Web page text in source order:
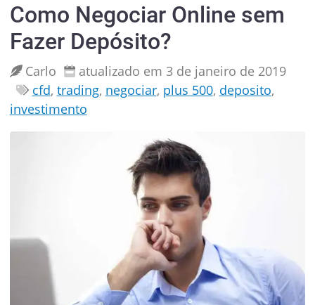
Como Negociar Online sem
Fazer Depósito?
Carlo
atualizado em 3 de janeiro de 2019
cfd, trading, negociar, plus 500, deposito,
investimento